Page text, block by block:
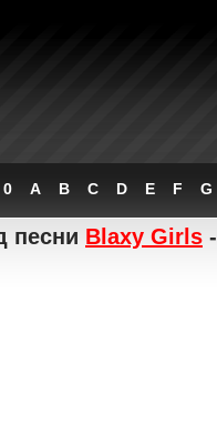
0 A B C D E F G
песни Blaxy Girls